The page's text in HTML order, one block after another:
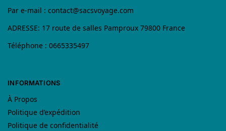
Par e-mail : contact@sacsvoyage.com
ADRESSE: 17 route de salles Pamproux 79800 France
Téléphone : 0665335497
INFORMATIONS
À Propos
Politique d’expédition
Politique de confidentialité